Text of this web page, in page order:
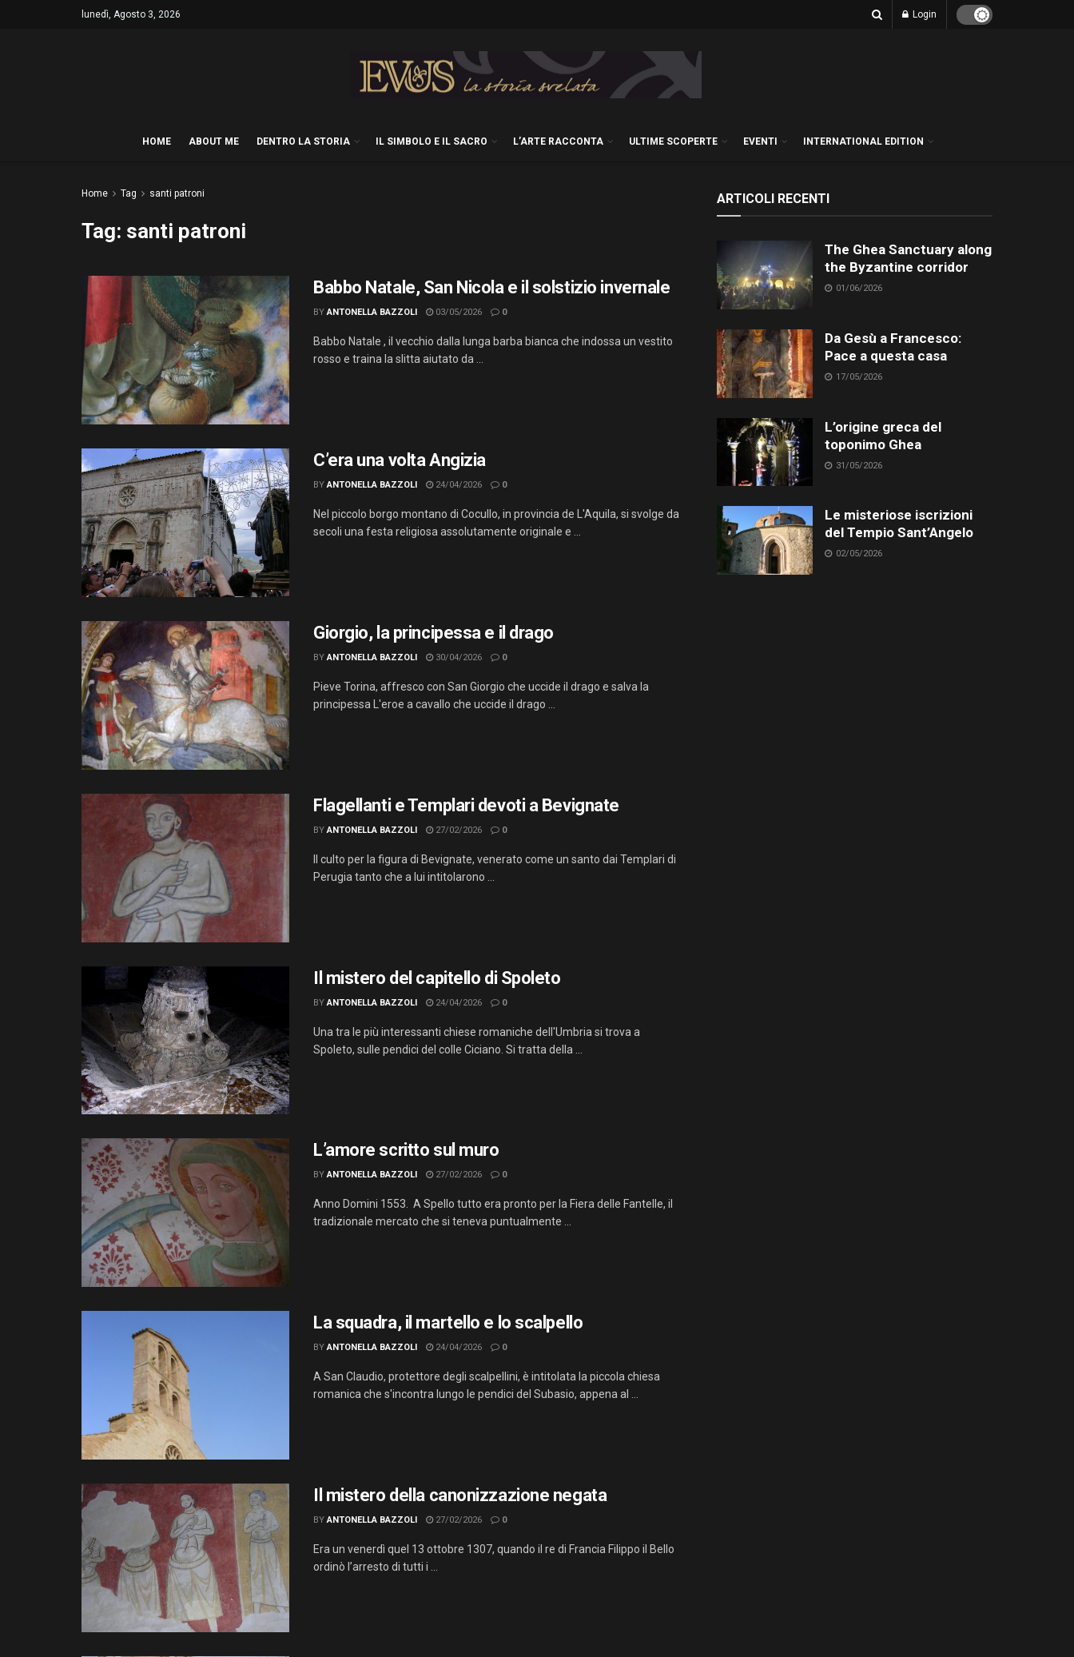
lunedì, Agosto 3, 2026 Login
HOME ABOUT ME DENTRO LA STORIA IL SIMBOLO E IL SACRO L’ARTE RACCONTA ULTIME SCOPERTE EVENTI INTERNATIONAL EDITION
Home Tag santi patroni
Tag: santi patroni
Babbo Natale, San Nicola e il solstizio invernale
BY ANTONELLA BAZZOLI 03/05/2026 0
Babbo Natale , il vecchio dalla lunga barba bianca che indossa un vestito
rosso e traina la slitta aiutato da ...
C’era una volta Angizia
BY ANTONELLA BAZZOLI 24/04/2026 0
Nel piccolo borgo montano di Cocullo, in provincia de L'Aquila, si svolge da
secoli una festa religiosa assolutamente originale e ...
Giorgio, la principessa e il drago
BY ANTONELLA BAZZOLI 30/04/2026 0
Pieve Torina, affresco con San Giorgio che uccide il drago e salva la
principessa L'eroe a cavallo che uccide il drago ...
Flagellanti e Templari devoti a Bevignate
BY ANTONELLA BAZZOLI 27/02/2026 0
Il culto per la figura di Bevignate, venerato come un santo dai Templari di
Perugia tanto che a lui intitolarono ...
Il mistero del capitello di Spoleto
BY ANTONELLA BAZZOLI 24/04/2026 0
Una tra le più interessanti chiese romaniche dell'Umbria si trova a
Spoleto, sulle pendici del colle Ciciano. Si tratta della ...
L’amore scritto sul muro
BY ANTONELLA BAZZOLI 27/02/2026 0
Anno Domini 1553. A Spello tutto era pronto per la Fiera delle Fantelle, il
tradizionale mercato che si teneva puntualmente ...
La squadra, il martello e lo scalpello
BY ANTONELLA BAZZOLI 24/04/2026 0
A San Claudio, protettore degli scalpellini, è intitolata la piccola chiesa
romanica che s'incontra lungo le pendici del Subasio, appena al ...
Il mistero della canonizzazione negata
BY ANTONELLA BAZZOLI 27/02/2026 0
Era un venerdì quel 13 ottobre 1307, quando il re di Francia Filippo il Bello
ordinò l’arresto di tutti i ...
ARTICOLI RECENTI
The Ghea Sanctuary along
the Byzantine corridor
01/06/2026
Da Gesù a Francesco:
Pace a questa casa
17/05/2026
L’origine greca del
toponimo Ghea
31/05/2026
Le misteriose iscrizioni
del Tempio Sant’Angelo
02/05/2026